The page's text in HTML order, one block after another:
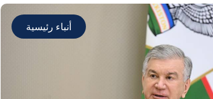
أنباء رئيسية